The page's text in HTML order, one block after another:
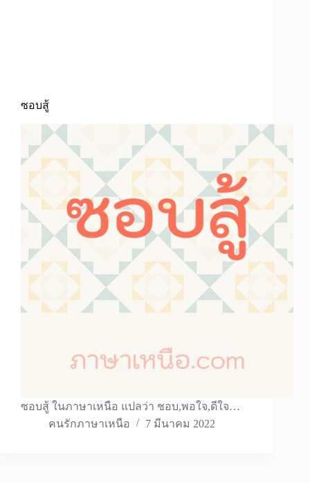
ซอบสู้
ซอบสู้ ในภาษาเหนือ แปลว่า ชอบ,พอใจ,ดีใจ…
คนรักภาษาเหนือ
7 มีนาคม 2022